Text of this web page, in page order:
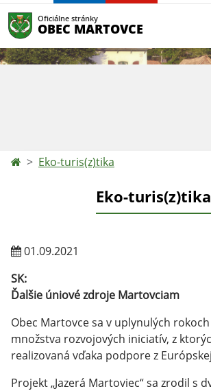
Oficiálne stránky
OBEC MARTOVCE
Eko-turis(z)tika
Eko-turis(z)tika
01.09.2021
SK:
Ďalšie úniové zdroje Martovciam
Obec Martovce sa v uplynulých
množstva rozvojových iniciatív, z
realizovaná vďaka podpore z
Projekt „Jazerá Martoviec“ sa zrodil s